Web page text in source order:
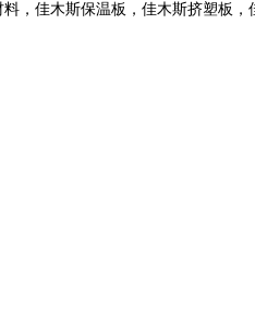
，佳木斯保温板，佳木斯挤塑板